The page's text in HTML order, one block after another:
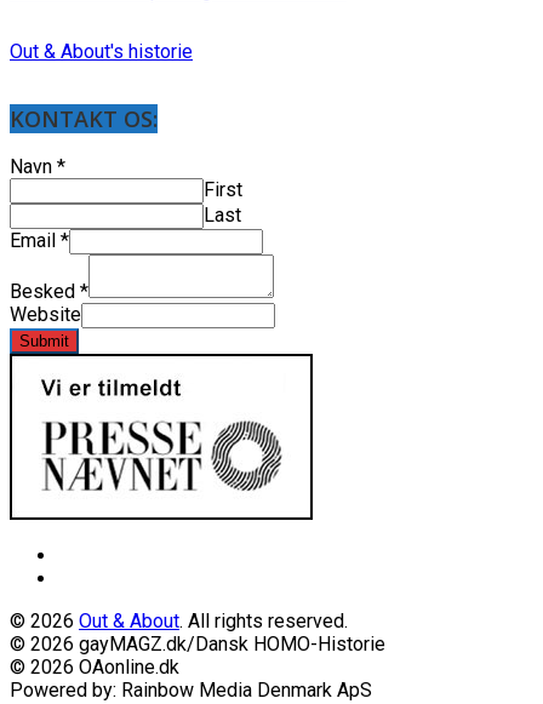
Out & About's historie
KONTAKT OS:
Navn *
First
Last
Email *
Besked *
Website
Submit
© 2026 Out & About. All rights reserved.
© 2026 gayMAGZ.dk/Dansk HOMO-Historie
© 2026 OAonline.dk
Powered by: Rainbow Media Denmark ApS